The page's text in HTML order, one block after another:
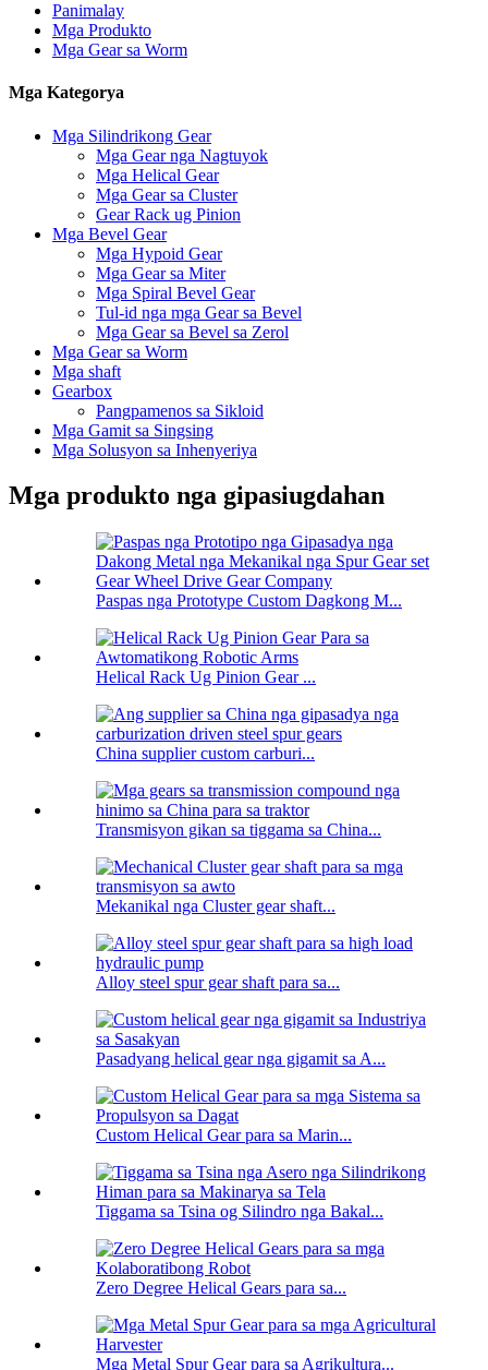
Panimalay
Mga Produkto
Mga Gear sa Worm
Mga Kategorya
Mga Silindrikong Gear
Mga Gear nga Nagtuyok
Mga Helical Gear
Mga Gear sa Cluster
Gear Rack ug Pinion
Mga Bevel Gear
Mga Hypoid Gear
Mga Gear sa Miter
Mga Spiral Bevel Gear
Tul-id nga mga Gear sa Bevel
Mga Gear sa Bevel sa Zerol
Mga Gear sa Worm
Mga shaft
Gearbox
Pangpamenos sa Sikloid
Mga Gamit sa Singsing
Mga Solusyon sa Inhenyeriya
Mga produkto nga gipasiugdahan
Paspas nga Prototype Custom Dagkong M...
Helical Rack Ug Pinion Gear ...
China supplier custom carburi...
Transmisyon gikan sa tiggama sa China...
Mekanikal nga Cluster gear shaft...
Alloy steel spur gear shaft para sa...
Pasadyang helical gear nga gigamit sa A...
Custom Helical Gear para sa Marin...
Tiggama sa Tsina og Silindro nga Bakal...
Zero Degree Helical Gears para sa...
Mga Metal Spur Gear para sa Agrikultura...